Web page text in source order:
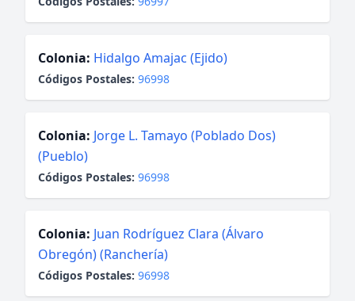
Colonia: Hidalgo Amajac (Ejido)
Códigos Postales: 96998
Colonia: Jorge L. Tamayo (Poblado Dos)
(Pueblo)
Códigos Postales: 96998
Colonia: Juan Rodríguez Clara (Álvaro
Obregón) (Ranchería)
Códigos Postales: 96998